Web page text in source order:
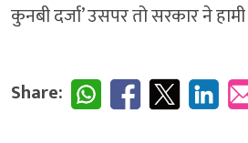
कुनबी दर्जा’ उसपर तो सरकार ने
Share: